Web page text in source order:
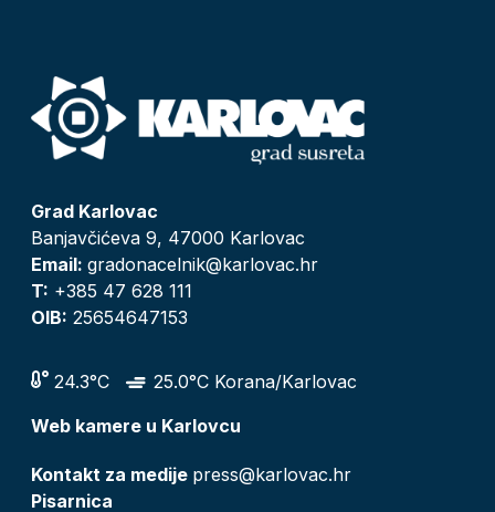
Grad Karlovac
Banjavčićeva 9, 47000 Karlovac
Email: gradonacelnik@karlovac.hr
T: +385 47 628 111
OIB: 25654647153
24.3°C
25.0°C Korana/Karlovac
Web kamere u Karlovcu
Kontakt za medije press@karlovac.hr
Pisarnica